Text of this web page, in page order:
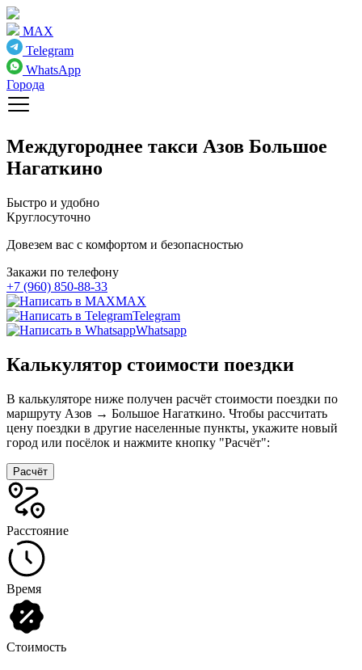
MAX
Telegram
WhatsApp
Города
Междугороднее такси Азов Большое
Нагаткино
Быстро и удобно
Круглосуточно
Довезем вас с комфортом и безопасностью
Закажи по телефону
+7 (960) 850-88-33
MAX
Telegram
Whatsapp
Калькулятор стоимости поездки
В калькуляторе ниже получен расчёт стоимости поездки по
маршруту Азов → Большое Нагаткино. Чтобы рассчитать
цену поездки в другие населенные пункты, укажите новый
город или посёлок и нажмите кнопку "Расчёт":
Расчёт
Расстояние
Время
Стоимость